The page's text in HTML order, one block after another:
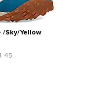
/Sky/Yellow
45